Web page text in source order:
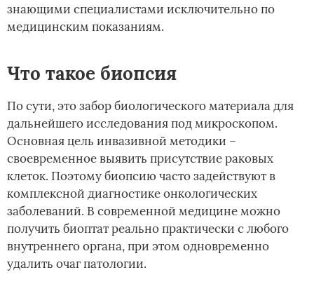
знающими специалистами исключительно по
медицинским показаниям.
Что такое биопсия
По сути, это забор биологического материала для
дальнейшего исследования под микроскопом.
Основная цель инвазивной методики –
своевременное выявить присутствие раковых
клеток. Поэтому биопсию часто задействуют в
комплексной диагностике онкологических
заболеваний. В современной медицине можно
получить биоптат реально практически с любого
внутреннего органа, при этом одновременно
удалить очаг патологии.